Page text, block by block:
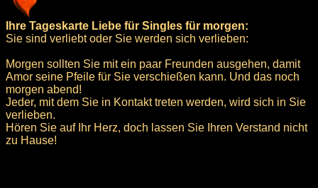
Ihre Tageskarte Liebe für Singles für morgen:
Sie sind verliebt oder Sie werden sich verlieben:
Morgen sollten Sie mit ein paar Freunden ausgehen, damit
Amor seine Pfeile für Sie verschießen kann. Und das noch
morgen abend!
Jeder, mit dem Sie in Kontakt treten werden, wird sich in Sie
verlieben.
Hören Sie auf Ihr Herz, doch lassen Sie Ihren Verstand nicht
zu Hause!